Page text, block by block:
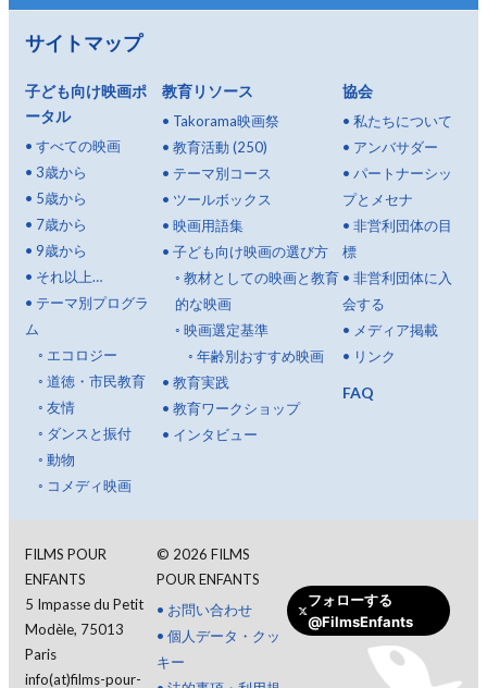
サイトマップ
子ども向け映画ポ
ータル
• すべての映画
• 3歳から
• 5歳から
• 7歳から
• 9歳から
• それ以上…
• テーマ別プログラ
ム
◦ エコロジー
◦ 道徳・市民教育
◦ 友情
◦ ダンスと振付
◦ 動物
◦ コメディ映画
教育リソース
• Takorama映画祭
• 教育活動 (250)
• テーマ別コース
• ツールボックス
• 映画用語集
• 子ども向け映画の選び方
◦ 教材としての映画と教育
的な映画
◦ 映画選定基準
◦ 年齢別おすすめ映画
• 教育実践
• 教育ワークショップ
• インタビュー
協会
•私たちについて
• アンバサダー
•パートナーシッ
プとメセナ
•非営利団体の目
標
•非営利団体に入
会する
• メディア掲載
• リンク
FAQ
FILMS POUR
ENFANTS
5 Impasse du Petit
Modèle, 75013
Paris
info(at)films-pour-
© 2026 FILMS
POUR ENFANTS
• お問い合わせ
• 個人データ・クッ
キー
フォローする
@FilmsEnfants